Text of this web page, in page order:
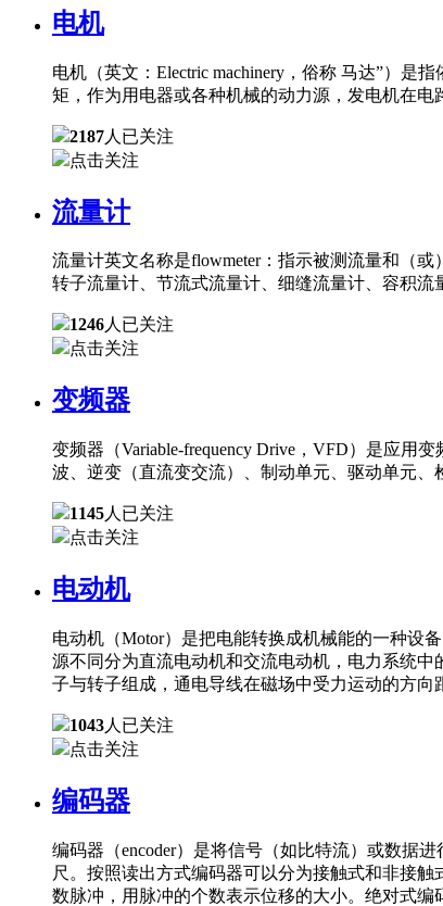
电机
电机（英文：Electric machinery，俗称 马达”）
矩，作为用电器或各种机械的动力源，发电机在
2187人已关注
点击关注
流量计
流量计英文名称是flowmeter：指示被测流量和（
转子流量计、节流式流量计、细缝流量计、容积流
1246人已关注
点击关注
变频器
变频器（Variable-frequency Drive，VFD）是应用
波、逆变（直流变交流）、制动单元、驱动单元、
1145人已关注
点击关注
电动机
电动机（Motor）是把电能转换成机械能的一种设
源不同分为直流电动机和交流电动机，电力系统
子与转子组成，通电导线在磁场中受力运动的方
1043人已关注
点击关注
编码器
编码器（encoder）是将信号（如比特流）或数据
尺。按照读出方式编码器可以分为接触式和非接
数脉冲，用脉冲的个数表示位移的大小。绝对式